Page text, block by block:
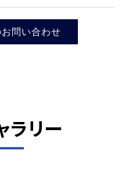
問い合わせ
ラリー